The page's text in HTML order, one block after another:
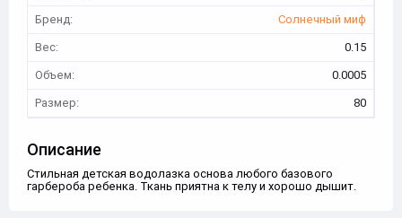
Бренд:
Солнечный миф
Вес:
0.15
Объем:
0.0005
Размер:
80
Описание
Стильная детская водолазка основа любого базового
гарбероба ребенка. Ткань приятна к телу и хорошо дышит.